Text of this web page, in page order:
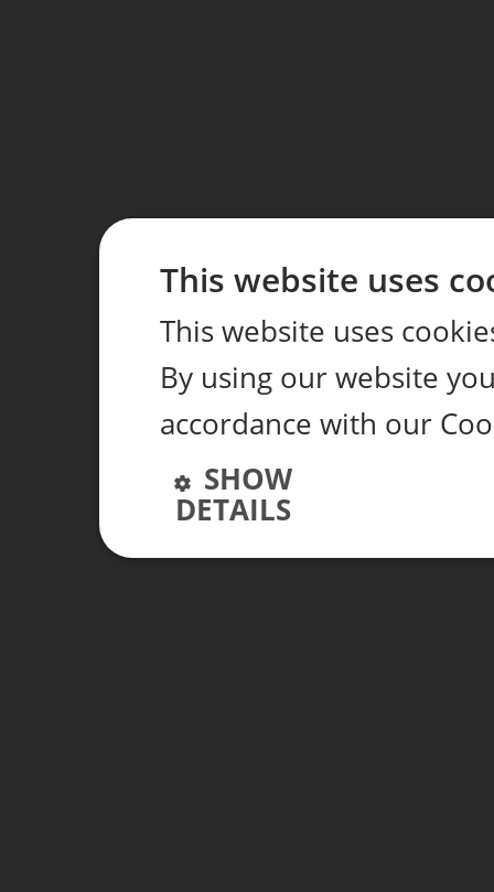
This website uses
This website uses
By using our website
accordance with our
SHOW
DETAILS